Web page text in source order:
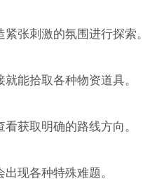
张刺激的氛围进行探索。
能拾取各种物资道具。
获取明确的路线方向。
现各种特殊难题。